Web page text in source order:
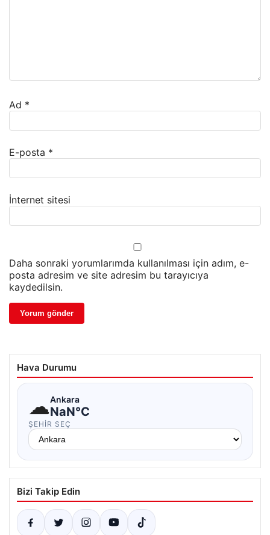
Ad *
E-posta *
İnternet sitesi
Daha sonraki yorumlarımda kullanılması için adım, e-
posta adresim ve site adresim bu tarayıcıya
kaydedilsin.
Hava Durumu
☁Ankara
NaN°C
ŞEHIR SEÇ
Bizi Takip Edin